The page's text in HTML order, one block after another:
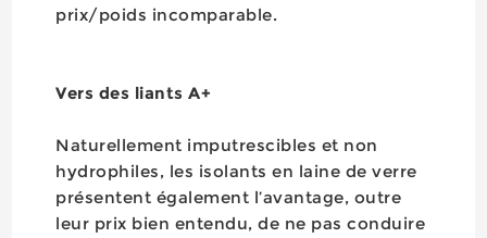
prix/poids incomparable.
Vers des liants A+
Naturellement imputrescibles et non
hydrophiles, les isolants en laine de verre
présentent également l’avantage, outre
leur prix bien entendu, de ne pas conduire